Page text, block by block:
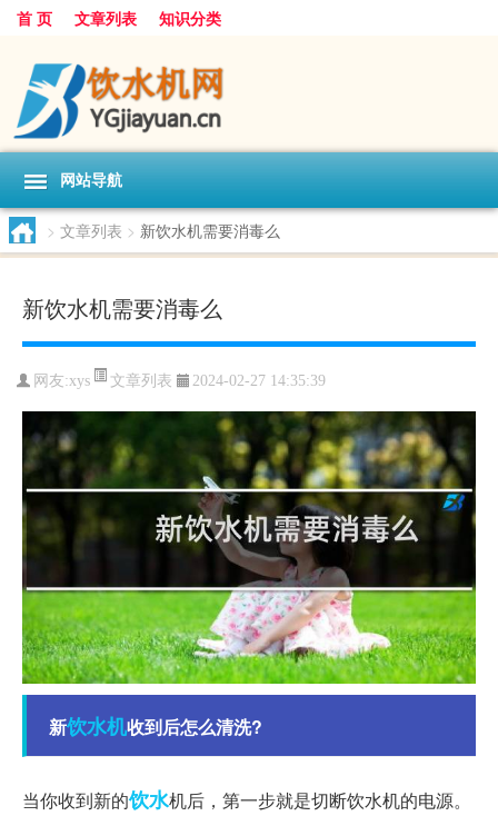
首 页 文章列表 知识分类
网站导航
> 文章列表 > 新饮水机需要消毒么
新饮水机需要消毒么
网友:xys 文章列表 2024-02-27 14:35:39
新饮水机收到后怎么清洗?
当你收到新的饮水机后，第一步就是切断饮水机的电源。